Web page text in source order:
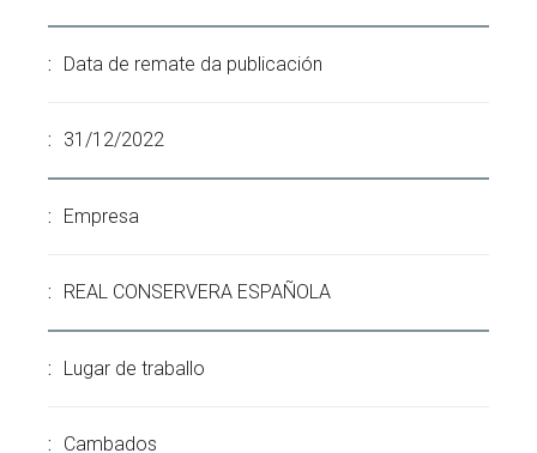
Data de remate da publicación
31/12/2022
Empresa
REAL CONSERVERA ESPAÑOLA
Lugar de traballo
Cambados